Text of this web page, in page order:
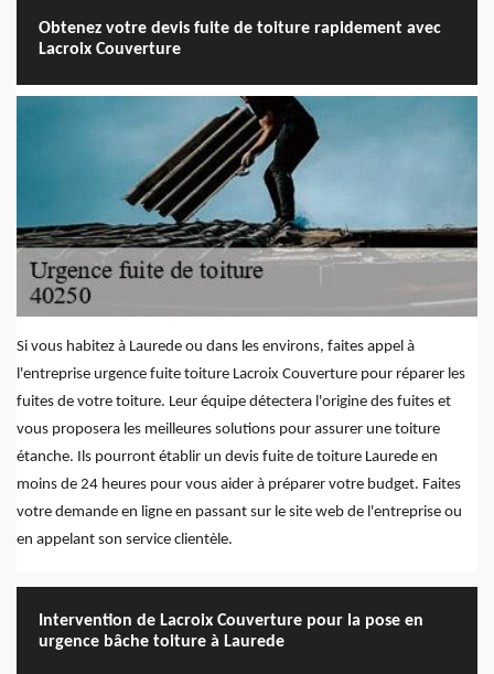
Obtenez votre devis fuite de toiture rapidement avec
Lacroix Couverture
Si vous habitez à Laurede ou dans les environs, faites appel à
l'entreprise urgence fuite toiture Lacroix Couverture pour réparer les
fuites de votre toiture. Leur équipe détectera l'origine des fuites et
vous proposera les meilleures solutions pour assurer une toiture
étanche. Ils pourront établir un devis fuite de toiture Laurede en
moins de 24 heures pour vous aider à préparer votre budget. Faites
votre demande en ligne en passant sur le site web de l'entreprise ou
en appelant son service clientèle.
Intervention de Lacroix Couverture pour la pose en
urgence bâche toiture à Laurede